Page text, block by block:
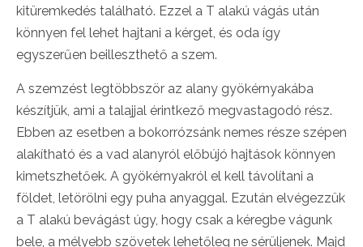
kitüremkedés található. Ezzel a T alakú vágás után
könnyen fel lehet hajtani a kérget, és oda így
egyszerűen beilleszthető a szem.
A szemzést legtöbbször az alany gyökérnyakába
készítjük, ami a talajjal érintkező megvastagodó rész.
Ebben az esetben a bokorrózsánk nemes része szépen
alakítható és a vad alanyról előbújó hajtások könnyen
kimetszhetőek. A gyökérnyakról el kell távolítani a
földet, letörölni egy puha anyaggal. Ezután elvégezzük
a T alakú bevágást úgy, hogy csak a kéregbe vágunk
bele, a mélyebb szövetek lehetőleg ne sérüljenek. Majd